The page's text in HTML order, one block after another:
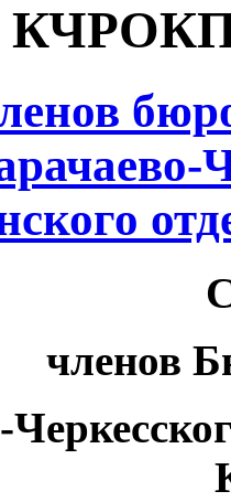
бюро
членов